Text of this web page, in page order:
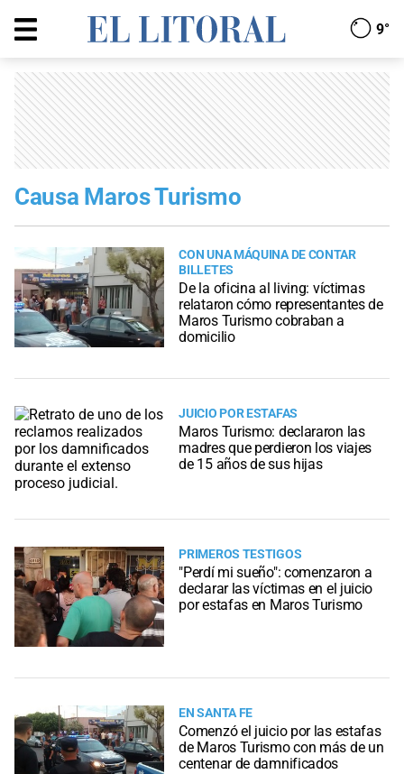
9°
Causa Maros Turismo
CON UNA MÁQUINA DE CONTAR
BILLETES
De la oficina al living: víctimas
relataron cómo representantes de
Maros Turismo cobraban a
domicilio
JUICIO POR ESTAFAS
Maros Turismo: declararon las
madres que perdieron los viajes
de 15 años de sus hijas
PRIMEROS TESTIGOS
"Perdí mi sueño": comenzaron a
declarar las víctimas en el juicio
por estafas en Maros Turismo
EN SANTA FE
Comenzó el juicio por las estafas
de Maros Turismo con más de un
centenar de damnificados